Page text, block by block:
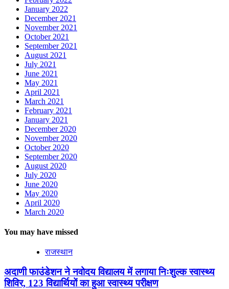
January 2022
December 2021
November 2021
October 2021
September 2021
August 2021
July 2021
June 2021
May 2021
April 2021
March 2021
February 2021
January 2021
December 2020
November 2020
October 2020
September 2020
August 2020
July 2020
June 2020
May 2020
April 2020
March 2020
You may have missed
राजस्थान
अदाणी फाउंडेशन ने नवोदय विद्यालय में लगाया निःशुल्क स्वास्थ्य
शिविर, 123 विद्यार्थियों का हुआ स्वास्थ्य परीक्षण